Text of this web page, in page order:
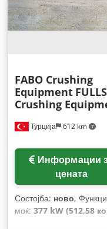
Турција 612 km
FABO Crushing
Equipment
Crushing
цената
Состојба: ново,
моќ: 377 kW (512,58